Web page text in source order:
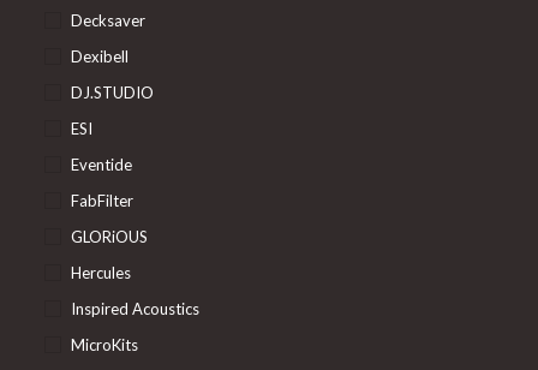
Decksaver
Dexibell
DJ.STUDIO
ESI
Eventide
FabFilter
GLORiOUS
Hercules
Inspired Acoustics
MicroKits